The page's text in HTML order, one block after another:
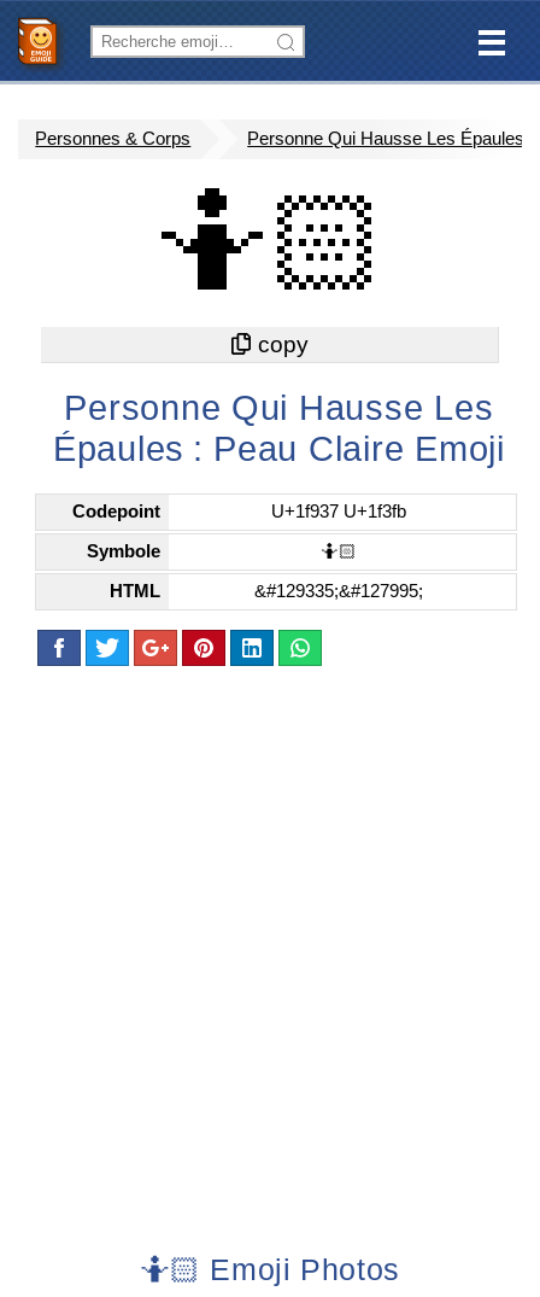
Personnes & Corps Personne Qui Hausse Les Épaules :
🤷🏻
Personne Qui Hausse Les
Épaules : Peau Claire Emoji
Codepoint U+1f937 U+1f3fb
Symbole 🤷🏻
HTML &#129335;&#127995;
🤷🏻 Emoji Photos